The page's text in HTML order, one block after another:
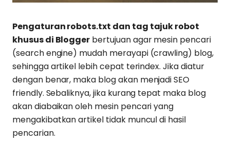
Pengaturan robots.txt dan tag tajuk robot
khusus di Blogger bertujuan agar mesin pencari
(search engine) mudah merayapi (crawling) blog,
sehingga artikel lebih cepat terindex. Jika diatur
dengan benar, maka blog akan menjadi SEO
friendly. Sebaliknya, jika kurang tepat maka blog
akan diabaikan oleh mesin pencari yang
mengakibatkan artikel tidak muncul di hasil
pencarian.